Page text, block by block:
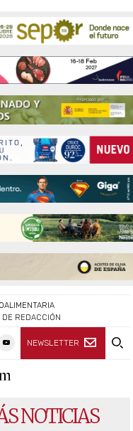
DE REDACCIÓN
NEWSLETTER
NOTICIAS